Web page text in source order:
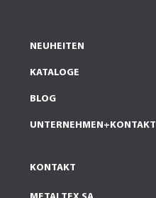
NEUHEITEN
KATALOGE
BLOG
UNTERNEHMEN+KONTAKT
KONTAKT